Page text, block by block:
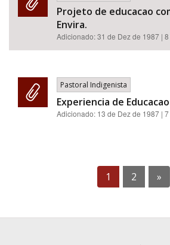
Projeto de educacao
Envira.
Adicionado:31 de Dez de 1987 |
Pastoral Indigenista
Experiencia de
Adicionado: 13 de Dez de 1987 |
1 2 »